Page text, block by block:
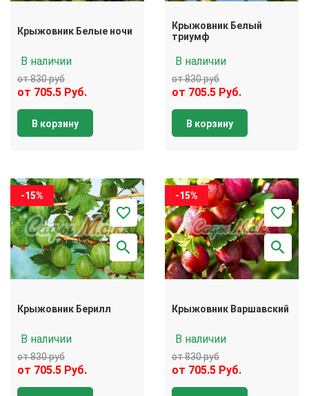
Крыжовник Белые ночи
В наличии
от 830 руб
от 705.5 Руб.
В корзину
Крыжовник Белый
триумф
В наличии
от 830 руб
от 705.5 Руб.
В корзину
-15%
Крыжовник Берилл
В наличии
от 830 руб
от 705.5 Руб.
-15%
Крыжовник Варшавский
В наличии
от 830 руб
от 705.5 Руб.